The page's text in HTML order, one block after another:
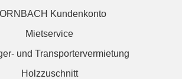
Kundenkonto
Mietservice
und Transportervermietung
Holzzuschnitt